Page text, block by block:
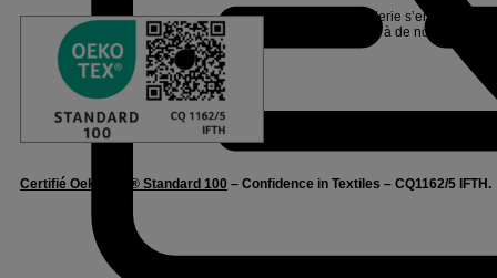
Linvosges Hôtellerie s’engage
Oeko-Tex®, suite à de nombreux
Certifié Oeko-Tex® Standard 100 – Confidence in Textiles – CQ1162/5 IFTH.